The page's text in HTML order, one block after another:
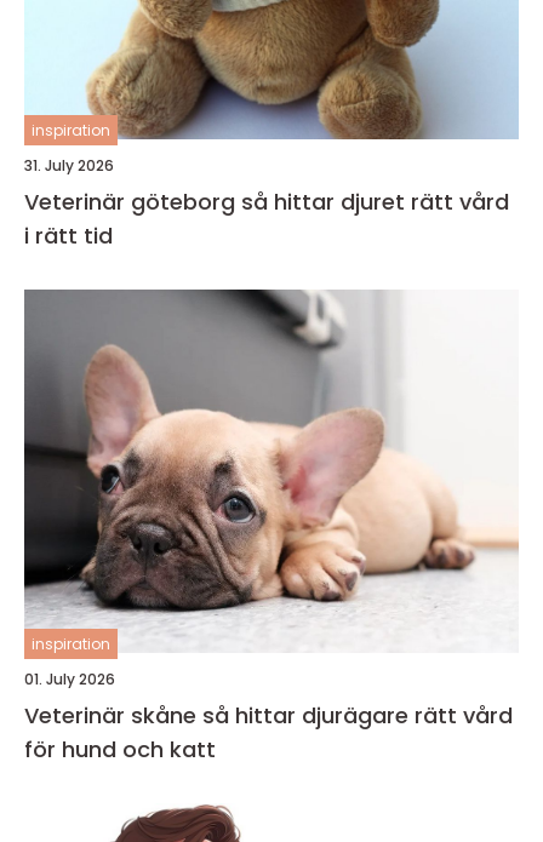
inspiration
31. July 2026
Veterinär göteborg så hittar djuret rätt vård
i rätt tid
inspiration
01. July 2026
Veterinär skåne så hittar djurägare rätt vård
för hund och katt